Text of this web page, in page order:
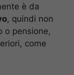
è da
, quindi non
o pensione,
come